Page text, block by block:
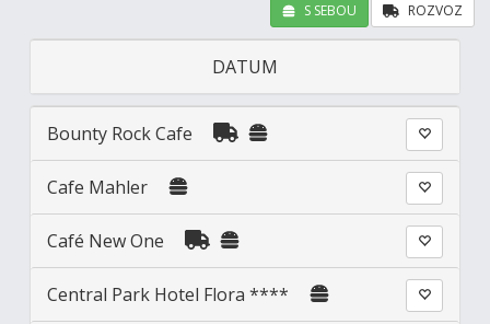
ROZVOZ
S SEBOU
DATUM
Bounty Rock Cafe
Cafe Mahler
Café New One
Central Park Hotel Flora ****